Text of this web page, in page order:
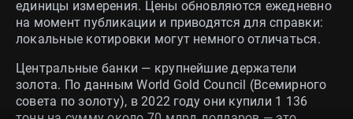
единицы измерения. Цены обновляются ежедневно
на момент публикации и приводятся для справки:
локальные котировки могут немного отличаться.
Центральные банки — крупнейшие держатели
золота. По данным World Gold Council (Всемирного
совета по золоту), в 2022 году они купили 1 136